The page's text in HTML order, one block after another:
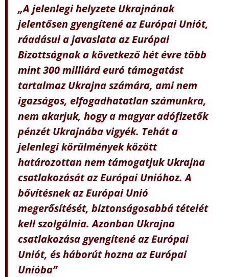
„A jelenlegi helyzete Ukrajnának
jelentősen gyengítené az Európai Uniót,
ráadásul a javaslata az Európai
Bizottságnak a következő hét évre több
mint 300 milliárd euró támogatást
tartalmaz Ukrajna számára, ami nem
igazságos, elfogadhatatlan számunkra,
nem akarjuk, hogy a magyar adófizetők
pénzét Ukrajnába vigyék. Tehát a
jelenlegi körülmények között
határozottan nem támogatjuk Ukrajna
csatlakozását az Európai Unióhoz. A
bővítésnek az Európai Unió
megerősítését, biztonságosabbá tételét
kell szolgálnia. Azonban Ukrajna
csatlakozása gyengítené az Európai
Uniót, és háborút hozna az Európai
Unióba”